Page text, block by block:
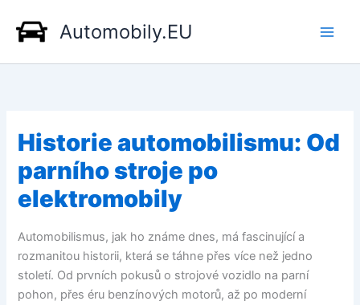
obsah
Automobily.EU
Historie automobilismu: Od
parního stroje po
elektromobily
Automobilismus, jak ho známe dnes, má fascinující a
rozmanitou historii, která se táhne přes více než jedno
století. Od prvních pokusů o strojové vozidlo na parní
pohon, přes éru benzínových motorů, až po moderní